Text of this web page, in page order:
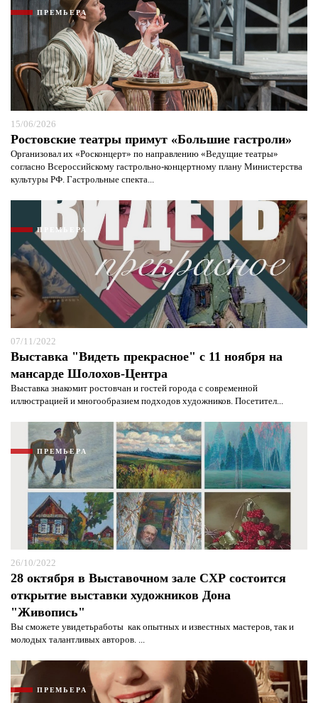
ПРЕМЬЕРА
15/06/2026
Ростовские театры примут «Большие гастроли»
Организовал их «Росконцерт» по направлению «Ведущие театры»
согласно Всероссийскому гастрольно-концертному плану Министерства
культуры РФ. Гастрольные спекта...
ПРЕМЬЕРА
07/11/2022
Выставка "Видеть прекрасное" с 11 ноября на
мансарде Шолохов-Центра
Выставка знакомит ростовчан и гостей города с современной
иллюстрацией и многообразием подходов художников. Посетител...
ПРЕМЬЕРА
26/10/2022
28 октября в Выставочном зале СХР состоится
открытие выставки художников Дона
"Живопись"
Вы сможете увидетьработы как опытных и известных мастеров, так и
молодых талантливых авторов. ...
ПРЕМЬЕРА
защиты информации*
Я согласен сполитикой конфиденциальности и
защиты информации*